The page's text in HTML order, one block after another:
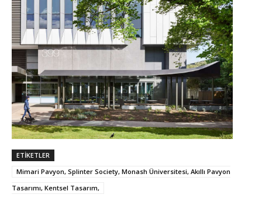
ETIKETLER
Mimari Pavyon, Splinter Society, Monash Üniversitesi, Akıllı Pavyon
Tasarımı, Kentsel Tasarım,